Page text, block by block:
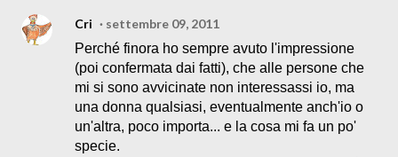
Cri
settembre 09, 2011
Perché finora ho sempre avuto l'impressione
(poi confermata dai fatti), che alle persone che
mi si sono avvicinate non interessassi io, ma
una donna qualsiasi, eventualmente anch'io o
un'altra, poco importa... e la cosa mi fa un po'
specie.